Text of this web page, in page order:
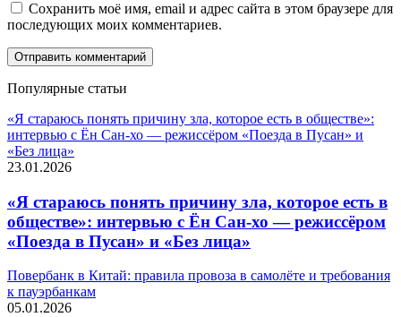
Сохранить моё имя, email и адрес сайта в этом браузере для
последующих моих комментариев.
Популярные статьи
«Я стараюсь понять причину зла, которое есть в обществе»:
интервью с Ён Сан-хо — режиссёром «Поезда в Пусан» и
«Без лица»
23.01.2026
«Я стараюсь понять причину зла, которое есть в
обществе»: интервью с Ён Сан-хо — режиссёром
«Поезда в Пусан» и «Без лица»
Повербанк в Китай: правила провоза в самолёте и требования
к пауэрбанкам
05.01.2026